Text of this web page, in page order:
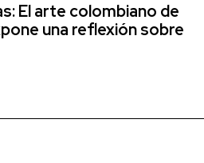
El arte colombiano de
una reflexión sobre